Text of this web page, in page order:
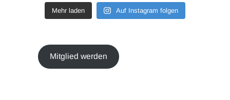
Mehr laden Auf Instagram folgen
Mitglied werden